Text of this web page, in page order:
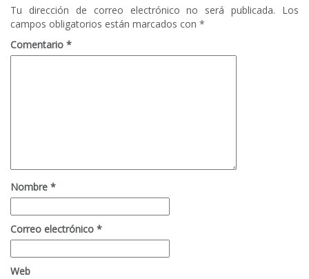
Tu dirección de correo electrónico no será publicada.
Los
campos obligatorios están marcados con *
Comentario *
Nombre *
Correo electrónico *
Web